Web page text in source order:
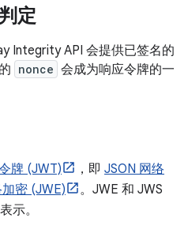
定
Integrity API 会提供已签名的
nonce 会成为响应令牌的一
牌 (JWT) ，即 JSON 网络
密 (JWE)
。JWE 和 JWS
示。